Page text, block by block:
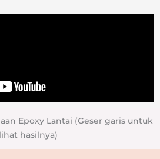
Epoxy Lantai (Geser garis untuk
lihat hasilnya)